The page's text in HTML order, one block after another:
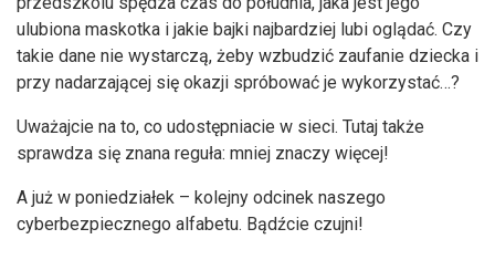
ulubiona maskotka i jakie bajki najbardziej lubi oglądać. Czy
takie dane nie wystarczą, żeby wzbudzić zaufanie dziecka i
przy nadarzającej się okazji spróbować je wykorzystać…?
Uważajcie na to, co udostępniacie w sieci. Tutaj także
sprawdza się znana reguła: mniej znaczy więcej!
A już w poniedziałek – kolejny odcinek naszego
cyberbezpiecznego alfabetu. Bądźcie czujni!